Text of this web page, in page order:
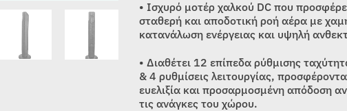
• Ισχυρό μοτέρ χαλκού DC που
σταθερή και αποδοτική ροή αέρα με
κατανάλωση ενέργειας και υψηλή
• Διαθέτει 12 επίπεδα ρύθμισης
& 4 ρυθμίσεις λειτουργίας,
ευελιξία και προσαρμοσμένη απόδοση
τις ανάγκες του χώρου.